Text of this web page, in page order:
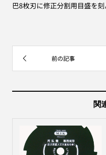
巴8枚刃に修正分割用目盛を刻
関